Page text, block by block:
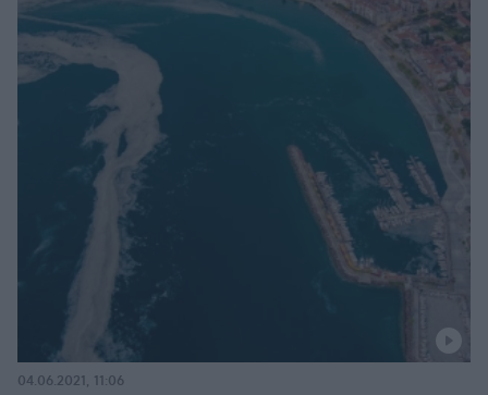
04.06.2021, 11:06